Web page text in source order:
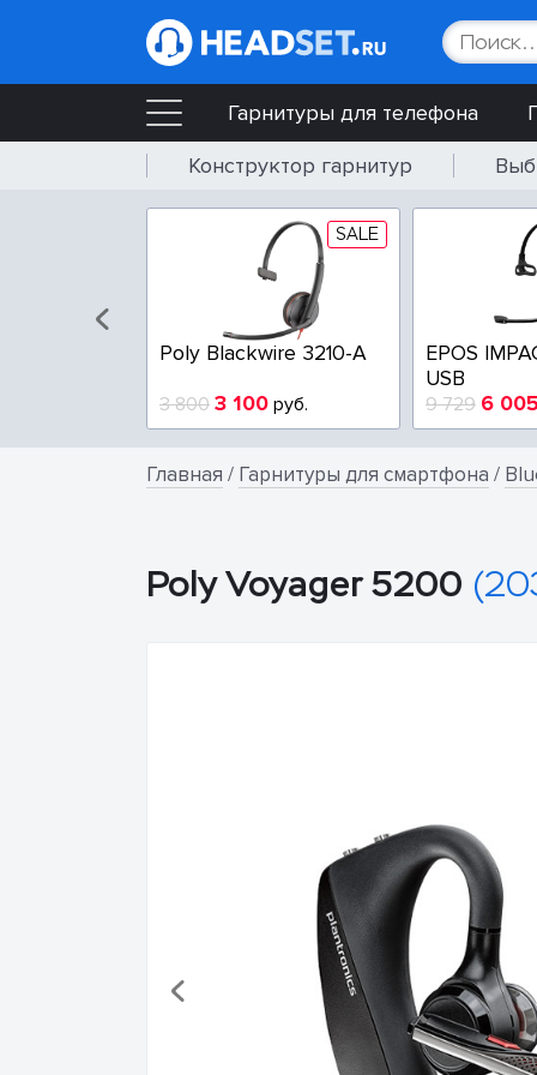
Гарнитуры для телефона
Конструктор гарнитур
SALE
Poly Blackwire 3210-A
3 800 3 100 руб.
EPOS
USB
9 729 6
Главная / Гарнитуры для смартфона /
Poly Voyager 5200